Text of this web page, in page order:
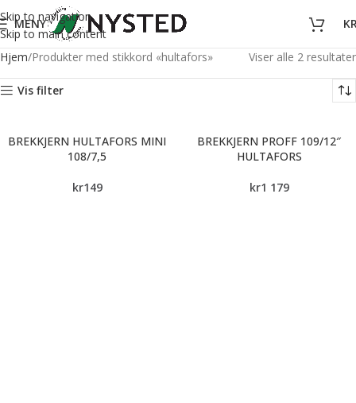
Skip to navigation
Skip to main content
MENY
Hjem Produkter med stikkord «hultafors» Viser alle 2 resultater
Vis filter
BREKKJERN HULTAFORS MINI
108/7,5
kr149
BREKKJERN PROFF 109/12″
HULTAFORS
kr1 179